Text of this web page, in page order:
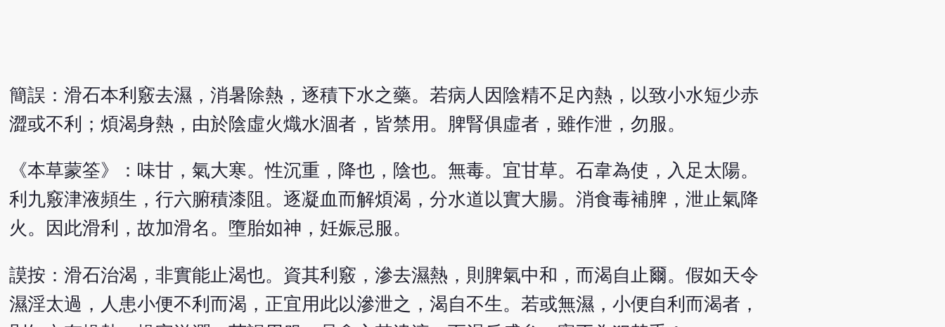
簡誤：滑石本利竅去濕，消暑除熱，逐積下水之藥。若病人因陰精不足內熱，以致小水短少赤
澀或不利；煩渴身熱，由於陰虛火熾水涸者，皆禁用。脾腎俱虛者，雖作泄，勿服。
《本草蒙筌》：味甘，氣大寒。性沉重，降也，陰也。無毒。宜甘草。石韋為使，入足太陽。
利九竅津液頻生，行六腑積漆阻。逐凝血而解煩渴，分水道以實大腸。消食毒補脾，泄止氣降
火。因此滑利，故加滑名。墮胎如神，妊娠忌服。
謨按：滑石治渴，非實能止渴也。資其利竅，滲去濕熱，則脾氣中和，而渴自止爾。假如天令
濕淫太過，人患小便不利而渴，正宜用此以滲泄之，渴自不生。若或無濕，小便自利而渴者，